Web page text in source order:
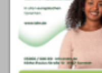
Outbound